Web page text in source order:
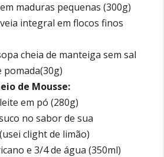
maduras pequenas (300g)
integral em flocos finos
cheia de manteiga sem sal
de Mousse:
em pó (280g)
no sabor de sua
clight de limão)
e 3/4 de água (350ml)